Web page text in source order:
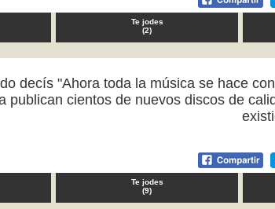
Te jodes
(2)
decís "Ahora toda la música se hace
publican cientos de nuevos discos de
Te jodes
(9)